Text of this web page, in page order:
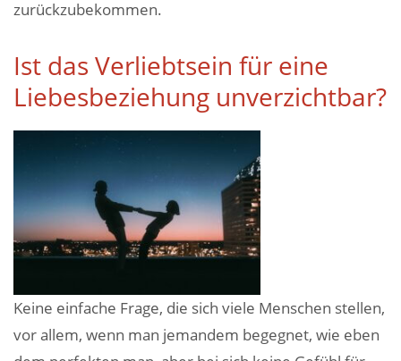
zurückzubekommen.
Ist das Verliebtsein für eine
Liebesbeziehung unverzichtbar?
Keine einfache Frage, die sich viele Menschen stellen,
vor allem, wenn man jemandem begegnet, wie eben